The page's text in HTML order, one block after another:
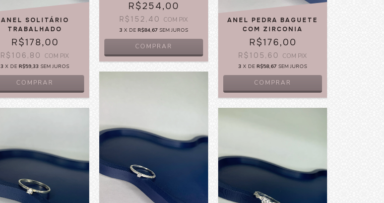
ANEL SOLITÁRIO
TRABALHADO
R$178,00
R$106,80 COM PIX
3 X DER$59,33 SEM JUROS
COMPRAR
R$254,00
R$152,40 COM PIX
3 X DER$84,67 SEM JUROS
COMPRAR
ANEL PEDRA BAGUETE
COM ZIRCONIA
R$176,00
R$105,60 COM PIX
3 X DER$58,67 SEM JUROS
COMPRAR